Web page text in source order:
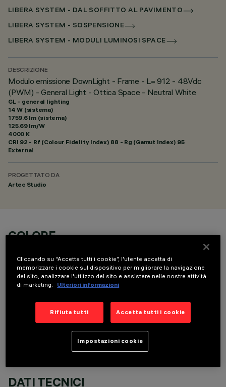
LIBERA SYSTEM - DAL SOFFITTO AL PAVIMENTO
LIBERA SYSTEM - SOSPENSIONE
LIBERA SYSTEM - MODULI LUMINOSI SPACE
DESCRIZIONE
Modulo emissione DownLight - Frame - L= 912 - 48Vdc
(PWM) - General Light - Ottica Space - Neutral White
GL - general lighting
14 W (sistema)
1759.6 lm (sistema)
125.69 lm/W
4000 K
CRI 92 - Rf (Colour Fidelity Index) 88 - Rg (Gamut Index) 95
External
PROGETTATO DA
Artec Studio
COLORE
COMPONENTI OPZIONALI
DATI TECNICI
Cliccando su “Accetta tutti i cookie”, l'utente accetta di
memorizzare i cookie sul dispositivo per migliorare la navigazione
del sito, analizzare l'utilizzo del sito e assistere nelle nostre attività
di marketing.
Ulteriori informazioni
Rifiuta tutti Accetta tutti i cookie
Impostazioni cookie